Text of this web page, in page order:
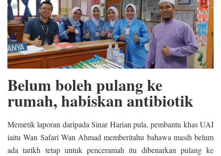
Belum boleh pulang ke
rumah, habiskan antibiotik
Memetik laporan daripada Sinar Harian pula, pembantu khas UAI
iaitu Wan Safari Wan Ahmad memberitahu bahawa masih belum
ada tarikh tetap untuk penceramah itu dibenarkan pulang ke